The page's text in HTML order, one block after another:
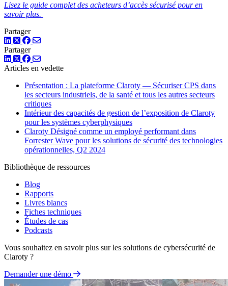
Lisez le guide complet des acheteurs d’accès sécurisé pour en
savoir plus.
Partager
LinkedIn
TwitterFacebook
Partager
LinkedIn
TwitterFacebook
Articles en vedette
Présentation : La plateforme Claroty — Sécuriser CPS dans
les secteurs industriels, de la santé et tous les autres secteurs
critiques
Intérieur des capacités de gestion de l’exposition de Claroty
pour les systèmes cyberphysiques
Claroty Désigné comme un employé performant dans
Forrester Wave pour les solutions de sécurité des technologies
opérationnelles, Q2 2024
Bibliothèque de ressources
Blog
Rapports
Livres blancs
Fiches techniques
Études de cas
Podcasts
Vous souhaitez en savoir plus sur les solutions de cybersécurité de
Claroty ?
Demander une démo